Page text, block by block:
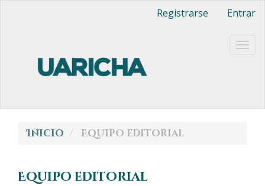
Barra
lateral
Registrarse Entrar
Inicio Equipo editorial
Equipo editorial